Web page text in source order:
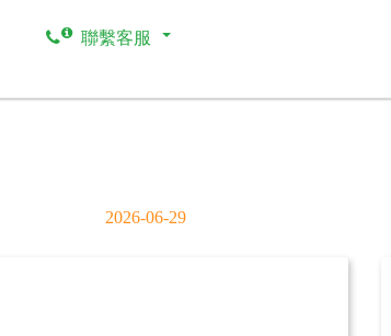
聯繫客服
2026-06-29